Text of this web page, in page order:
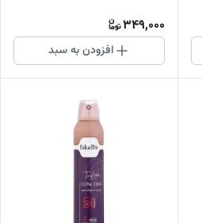
349,000
افزودن به سبد